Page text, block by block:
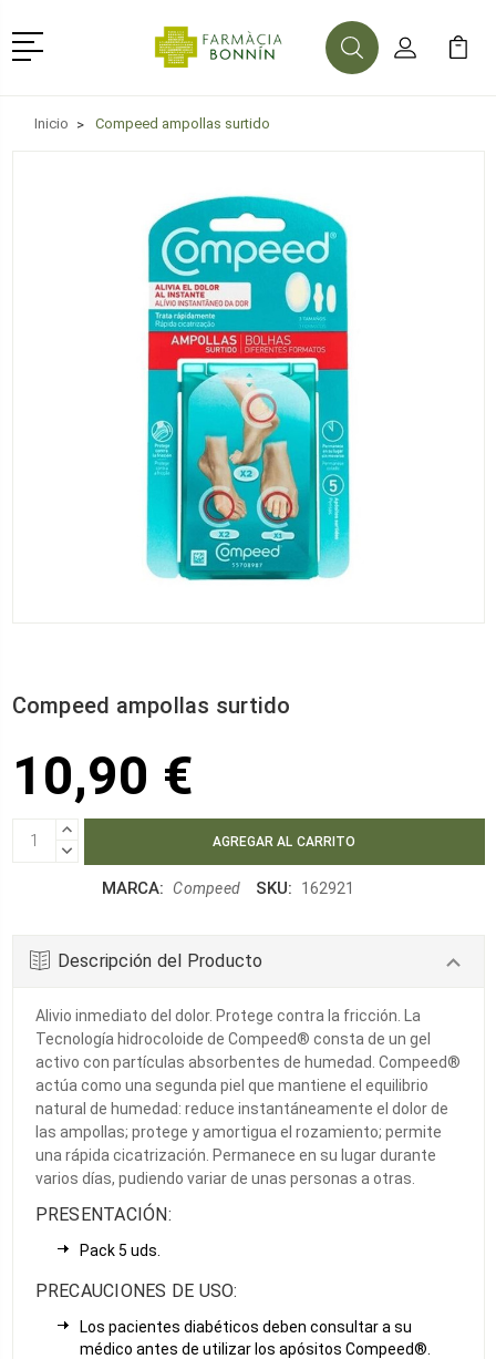
Menú
BuscarMi Cuenta
Mi
Inicio Compeed ampollas surtido
Compeed ampollas surtido
10,90 €
AUMENTAR
CANTIDAD:
DISMINUIR
MARCA: Compeed SKU: 162921
Descripción del Producto
Alivio inmediato del dolor. Protege contra la fricción. La
Tecnología hidrocoloide de Compeed® consta de un gel
activo con partículas absorbentes de humedad. Compeed®
actúa como una segunda piel que mantiene el equilibrio
natural de humedad: reduce instantáneamente el dolor de
las ampollas; protege y amortigua el rozamiento; permite
una rápida cicatrización. Permanece en su lugar durante
varios días, pudiendo variar de unas personas a otras.
PRESENTACIÓN:
Pack 5 uds.
PRECAUCIONES DE USO:
Los pacientes diabéticos deben consultar a su
médico antes de utilizar los apósitos Compeed®.